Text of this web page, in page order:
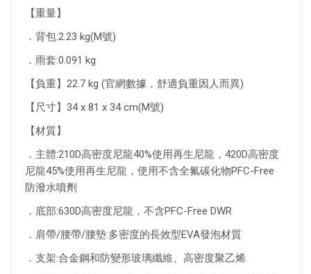
【重量】
．背包:2.23 kg(M號)
．雨套:0.091 kg
【負重】22.7 kg (官網數據，舒適負重因人而異)
【尺寸】34 x 81 x 34 cm(M號)
【材質】
．主體:210D高密度尼龍40%使用再生尼龍，420D高密度
尼龍45%使用再生尼龍，使用不含全氟碳化物PFC-Free
防潑水噴劑
．底部:630D高密度尼龍，不含PFC-Free DWR
．肩帶/腰帶/腰墊:多密度的長效型EVA發泡材質
．支架:合金鋼和防變形玻璃纖維、高密度聚乙烯